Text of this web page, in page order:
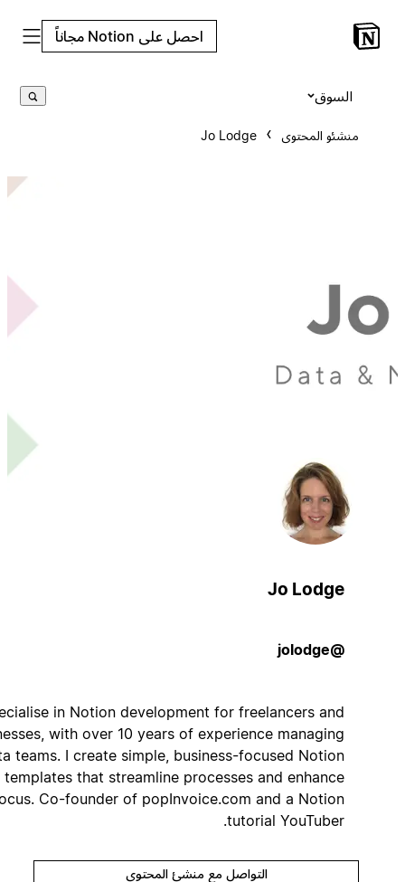
احصل على Notion مجاناً
منشئو المحتوى Jo Lodge
Jo Lodge
I specialise in Notion development for freelancers and
businesses, with over 10 years of experience managing
data teams. I create simple, business-focused Notion
templates that streamline processes and enhance
focus. Co-founder of popInvoice.com and a Notion
tutorial YouTuber.
التواصل مع منشئ المحتوى